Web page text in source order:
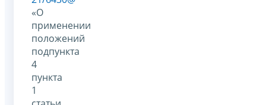
«О
применении
положений
подпункта
4
пункта
1